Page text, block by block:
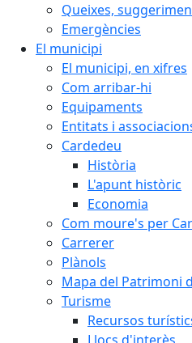
Queixes,
Emergències
El municipi
El municipi, en xifres
Com arribar-hi
Equipaments
Entitats i
Cardedeu
Història
L'apunt històric
Economia
Com moure's per
Carrerer
Plànols
Mapa del Patrimoni
Turisme
Recursos